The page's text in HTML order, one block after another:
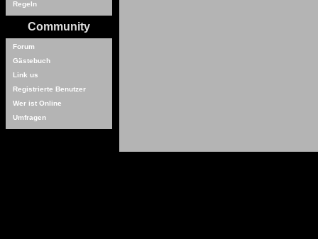
Regeln
Community
Forum
Gästebuch
Link us
Registrierte Benutzer
Wer ist Online
Umfragen